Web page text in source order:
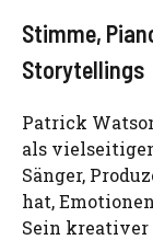
Stimme,
Storytellings
Patrick
als
Sänger,
hat,
Sein kreativer